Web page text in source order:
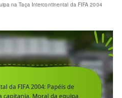
na Taça Intercontinental da FIFA 2004